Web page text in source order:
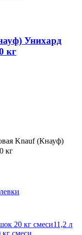
Унихард
кг
Knauf (Кнауф)
кг
20 кг смеси11,2 л
смеси